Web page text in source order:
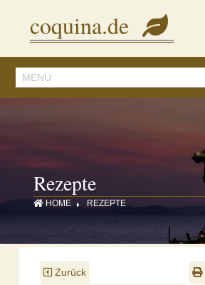
Diese Seite verwendet Cookies, um Inhalte und
Mit der Nutzung dieser Webseite stimmen Sie dem
coquina.de
Rezepte
HOME REZEPTE
Zurück